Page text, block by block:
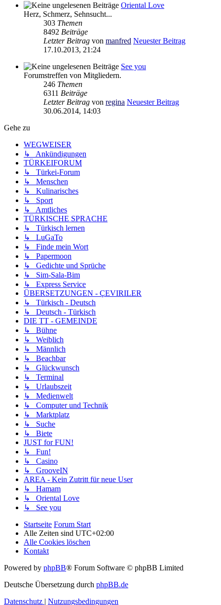
Oriental Love
Herz, Schmerz, Sehnsucht...
303 Themen
8492 Beiträge
Letzter Beitrag von manfred Neuester Beitrag
17.10.2013, 21:24
See you
Forumstreffen von Mitgliedern.
246 Themen
6311 Beiträge
Letzter Beitrag von regina Neuester Beitrag
30.06.2014, 14:03
Gehe zu
WEGWEISER
↳ Ankündigungen
TÜRKEIFORUM
↳ Türkei-Forum
↳ Menschen
↳ Kulinarisches
↳ Sport
↳ Amtliches
TÜRKISCHE SPRACHE
↳ Türkisch lernen
↳ LuGaTo
↳ Finde mein Wort
↳ Papermoon
↳ Gedichte und Sprüche
↳ Sim-Sala-Bim
↳ Express Service
ÜBERSETZUNGEN - ÇEVIRILER
↳ Türkisch - Deutsch
↳ Deutsch - Türkisch
DIE TT - GEMEINDE
↳ Bühne
↳ Weiblich
↳ Männlich
↳ Beachbar
↳ Glückwunsch
↳ Terminal
↳ Urlaubszeit
↳ Medienwelt
↳ Computer und Technik
↳ Marktplatz
↳ Suche
↳ Biete
JUST for FUN!
↳ Fun!
↳ Casino
↳ GrooveIN
AREA - Kein Zutritt für neue User
↳ Hamam
↳ Oriental Love
↳ See you
Startseite Forum Start
Alle Zeiten sind UTC+02:00
Alle Cookies löschen
Kontakt
Powered by phpBB® Forum Software © phpBB Limited
Deutsche Übersetzung durch phpBB.de
Datenschutz | Nutzungsbedingungen